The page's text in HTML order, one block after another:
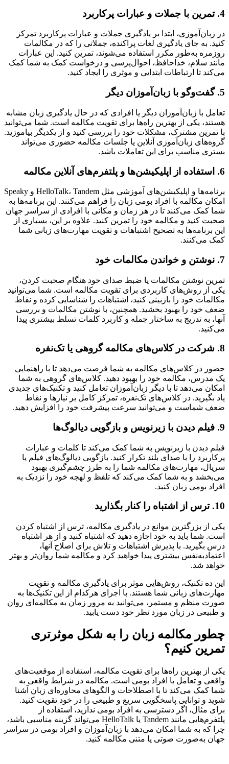
4. تمرین با جملات و عبارات پرکاربرد
در زبان‌آموزی، ابتدا بر یادگیری جملات و عبارات پرکاربرد تمرکز
کنید. به جای یادگیری لغات پراکنده، جملاتی را که در مکالمات
روزمره به‌طور مکرر استفاده می‌شوند، تمرین کنید. این عبارات
مانند سلام، خداحافظ، احوال‌پرسی و درخواست کمک به شما کمک
می‌کند تا ارتباطات ابتدایی و موثری را ایجاد کنید.
5. گفت‌وگو با زبان‌آموزان دیگر
تعامل با زبان‌آموزان دیگر یا افرادی که در حال یادگیری زبان مشابه
هستند، یکی از بهترین راه‌ها برای تقویت مکالمه است. شما می‌توانید
با تمرین مشترک، مشکلات خود را بررسی کنید و از یکدیگر بیاموزید.
گروه‌های زبان‌آموزی آنلاین یا جلسات مکالمه حضوری می‌تواند
بستری مناسب برای این تعاملات باشد.
6. استفاده از اپلیکیشن‌ها و پلتفرم‌های آنلاین مکالمه
برنامه‌ها و اپلیکیشن‌های آموزشی مثل HelloTalk، Tandem و Speaky
امکان مکالمه با افراد بومی زبان را فراهم می‌کنند. این برنامه‌ها به
شما کمک می‌کنند تا در هر زمان و مکانی با افرادی از سراسر جهان
صحبت کنید و مکالمه خود را تمرین کنید. علاوه بر این، بسیاری از
این برنامه‌ها به تصحیح اشتباهات و تقویت مهارت‌های زبانی شما
کمک می‌کنند.
7. نوشتن و خواندن مکالمات خود
تمرین نوشتن مکالمات یا ضبط صدای خود هنگام صحبت کردن،
یکی از روش‌های کاربردی برای تقویت مکالمه است. شما می‌توانید
مکالمات خود را بازبینی کنید، اشتباهات را شناسایی کرده و نقاط
ضعف خود را بهبود بخشید. همچنین، با نوشتن مکالمات و بررسی
آنها، به تدریج به ساختار جمله و کاربرد کلمات تسلط بیشتری پیدا
می‌کنید.
8. شرکت در کلاس‌های مکالمه گروهی یا تک‌نفره
حضور در کلاس‌های مکالمه به شما فرصت می‌دهد تا با راهنمایی
یک مدرس، مکالمه خود را بهبود دهید. کلاس‌های گروهی به شما
امکان می‌دهد تا با دیگر زبان‌آموزان تعامل کنید و تکنیک‌های جدیدی
یاد بگیرید. در کلاس‌های تک‌نفره، تمرکز کامل بر نیازها و نقاط
ضعف شماست و می‌توانید سرعت پیشرفت خود را افزایش دهید.
9. فیلم دیدن با زیرنویس و بازگویی دیالوگ‌ها
فیلم دیدن با زیرنویس به شما کمک می‌کند تا کلمات و عبارات
پرکاربرد را با صدای بلند تکرار کنید. بازگویی دیالوگ‌های فیلم یا
سریال، مهارت‌های مکالمه شما را به طرز چشم‌گیری بهبود
می‌بخشد و به شما کمک می‌کند که تلفظ و لهجه خود را نزدیک به
افراد بومی زبان کنید.
10. ترس از اشتباه را کنار بگذارید
یکی از بزرگترین موانع در یادگیری مکالمه، ترس از اشتباه کردن
است. شما باید به خود اجازه دهید که اشتباه کنید و از هر اشتباه
درس بگیرید. با پذیرش اشتباهات و تلاش برای اصلاح آنها،
اعتمادبه‌نفس بیشتری پیدا خواهید کرد و مکالمه شما روان‌تر و بهتر
خواهد شد.
این ده تکنیک، روش‌هایی موثر برای یادگیری مکالمه و تقویت
مهارت‌های زبانی شما هستند. با اجرای هرکدام از این تکنیک‌ها به
صورت منظم و مستمر، می‌توانید به مرور زمان به مکالمه‌ای روان
و طبیعی در زبان مورد نظر خود دست یابید.
چطور مکالمه زبان را به شکل موثرتری
تمرین کنیم؟
یکی از بهترین راه‌ها برای تقویت مکالمه، استفاده از موقعیت‌های
واقعی و تعامل با افراد بومی است. مکالمه در شرایط واقعی به
شما کمک می‌کند تا با اصطلاحات و الگوهای محاوره‌ای زبان آشنا
شوید و توانایی پاسخگویی سریع و طبیعی را در خود تقویت کنید.
برای مثال، اگر دسترسی به افراد بومی ندارید، استفاده از
پلتفرم‌هایی مانند Tandem یا HelloTalk می‌تواند گزینه مناسبی باشد،
چرا که به شما امکان می‌دهد با زبان‌آموزان و افراد بومی در سراسر
جهان به‌صورت صوتی یا متنی مکالمه کنید.